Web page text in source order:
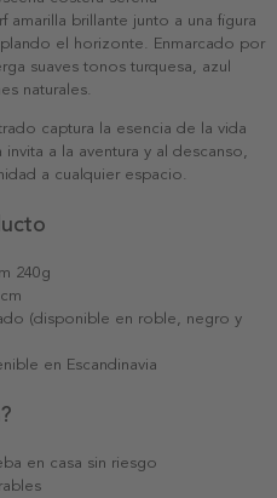
brillante junto a una figura
el horizonte. Enmarcado por
suaves tonos turquesa, azul
naturales.
captura la esencia de la vida
a la aventura y al descanso,
a cualquier espacio.
240g
(disponible en roble, negro y
en Escandinavia
en casa sin riesgo